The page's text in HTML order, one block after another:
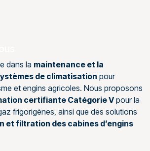
dans la maintenance et la
de climatisation pour
et engins agricoles. Nous proposons
certifiante Catégorie Vpour la
frigorigènes, ainsi que des solutions
et filtration des cabines d’engins